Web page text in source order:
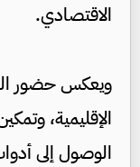
الاقتصادي.
ويعكس حضور
الإقليمية،
الوصول إلى